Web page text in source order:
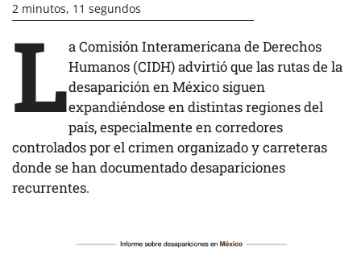
2 minutos, 11 segundos
La Comisión Interamericana de Derechos
Humanos (CIDH) advirtió que las rutas de la
desaparición en México siguen
expandiéndose en distintas regiones del
país, especialmente en corredores
controlados por el crimen organizado y carreteras
donde se han documentado desapariciones
recurrentes.